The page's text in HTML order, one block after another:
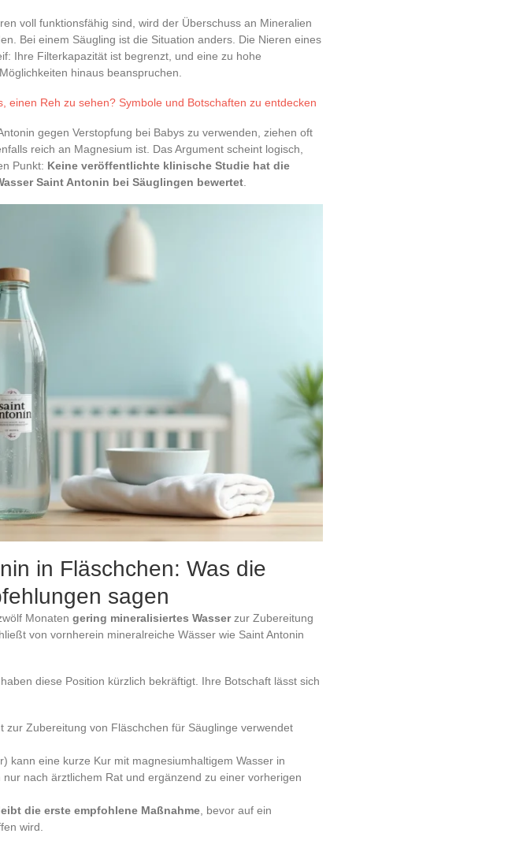
voll funktionsfähig sind, wird der Überschuss an Mineralien
Bei einem Säugling ist die Situation anders. Die Nieren eines
Ihre Filterkapazität ist begrenzt, und eine zu hohe
hinaus beanspruchen.
einen Reh zu sehen? Symbole und Botschaften zu entdecken
gegen Verstopfung bei Babys zu verwenden, ziehen oft
reich an Magnesium ist. Das Argument scheint logisch,
Punkt: Keine veröffentlichte klinische Studie hat die
Saint Antonin bei Säuglingen bewertet
in Fläschchen: Was die
sagen
Monaten gering mineralisiertes Wasserzur Zubereitung
von vornherein mineralreiche Wässer wie Saint Antonin
diese Position kürzlich bekräftigt. Ihre Botschaft lässt sich
zur Zubereitung von Fläschchen für Säuglinge verwendet
kann eine kurze Kur mit magnesiumhaltigem Wasser in
nach ärztlichem Rat und ergänzend zu einer vorherigen
die erste empfohlene Maßnahme, bevor auf ein
wird.